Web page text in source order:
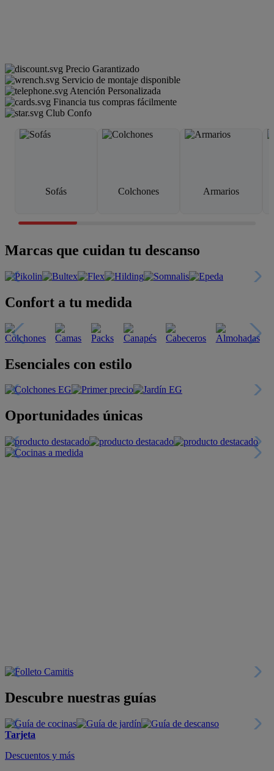
Precio Garantizado
Servicio de montaje disponible
Atención Personalizada
Financia tus compras fácilmente
Club Confo
Sofás Colchones Armarios
Marcas que cuidan tu descanso
Confort a tu medida
Esenciales con estilo
Oportunidades únicas
Descubre nuestras guías
Tarjeta
Descuentos y más